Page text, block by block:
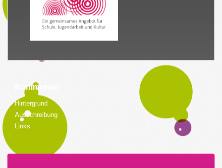
Kommunen
Hintergrund
Ausschreibung
Links